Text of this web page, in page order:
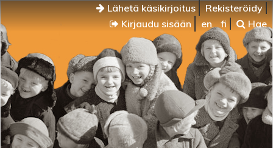
Lähetä käsikirjoitus
Rekisteröidy
Kirjaudu sisään
en fi Hae